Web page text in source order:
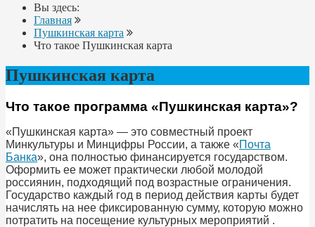
Вы здесь:
Главная
Пушкинская карта
Что такое Пушкинская карта
Пушкинская карта
Что такое программа «Пушкинская карта»?
«Пушкинская карта» — это совместный проект
Минкультуры и Минцифры России, а также «Почта
Банка», она полностью финансируется государством.
Оформить ее может практически любой молодой
россиянин, подходящий под возрастные ограничения.
Государство каждый год в период действия карты будет
начислять на нее фиксированную сумму, которую можно
потратить на посещение культурных мероприятий .